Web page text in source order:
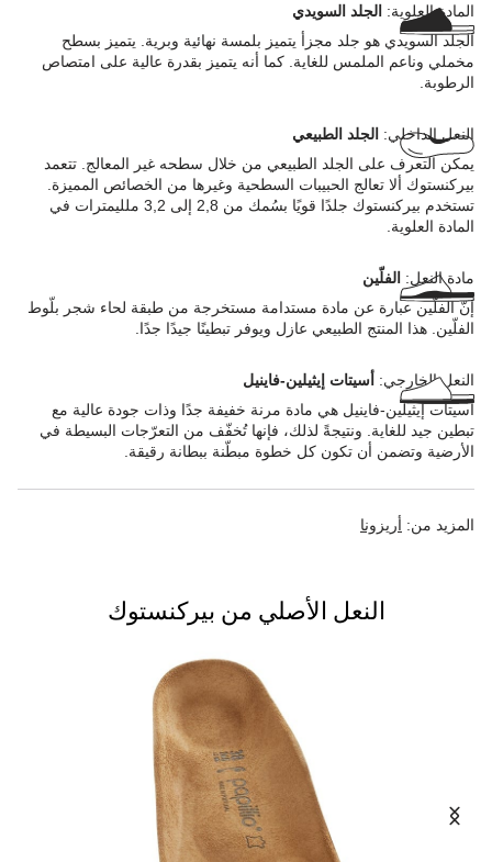
المادة العلوية: الجلد السويدي
الجلد السويدي هو جلد مجزأ يتميز بلمسة نهائية وبرية. يتميز بسطح
مخملي وناعم الملمس للغاية. كما أنه يتميز بقدرة عالية على امتصاص
الرطوبة.
النعل الداخلي: الجلد الطبيعي
يمكن التعرف على الجلد الطبيعي من خلال سطحه غير المعالج. تتعمد
بيركنستوك ألا تعالج الحبيبات السطحية وغيرها من الخصائص المميزة.
تستخدم بيركنستوك جلدًا قويًا بسُمك من 2,8 إلى 3,2 ملليمترات في
المادة العلوية.
مادة النعل: الفلّين
إنّ الفلّين عبارة عن مادة مستدامة مستخرجة من طبقة لحاء شجر بلّوط
الفلّين. هذا المنتج الطبيعي عازل ويوفر تبطينًا جيدًا جدًا.
النعل الخارجي: أسيتات إيثيلين-فاينيل
أسيتات إيثيلين-فاينيل هي مادة مرنة خفيفة جدًا وذات جودة عالية مع
تبطين جيد للغاية. ونتيجةً لذلك، فإنها تُخفّف من التعرّجات البسيطة في
الأرضية وتضمن أن تكون كل خطوة مبطّنة ببطانة رقيقة.
المزيد من: أريزونا
النعل الأصلي من بيركنستوك